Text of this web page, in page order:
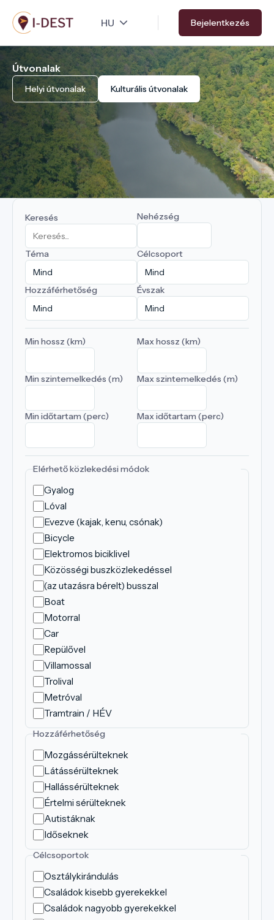
Ugrás
a
tartalomra
Bejelentkezés
Útvonalak
Helyi útvonalak Kulturális útvonalak
Keresés Nehézség
Téma Célcsoport
Hozzáférhetőség Évszak
Min hossz (km) Max hossz (km)
Min szintemelkedés (m) Max szintemelkedés (m)
Min időtartam (perc) Max időtartam (perc)
Elérhető közlekedési módok
Gyalog
Lóval
Evezve (kajak, kenu, csónak)
Bicycle
Elektromos biciklivel
Közösségi buszközlekedéssel
(az utazásra bérelt) busszal
Boat
Motorral
Car
Repülővel
Villamossal
Trolival
Metróval
Tramtrain / HÉV
Hozzáférhetőség
Mozgássérülteknek
Látássérülteknek
Hallássérülteknek
Értelmi sérülteknek
Autistáknak
Időseknek
Célcsoportok
Osztálykirándulás
Családok kisebb gyerekekkel
Családok nagyobb gyerekekkel